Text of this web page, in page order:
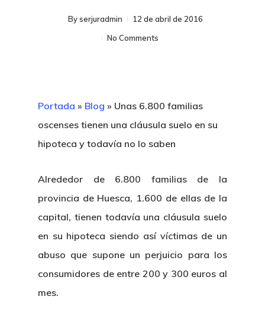
Byserjuradmin
12 de abril de 2016
No Comments
Portada » Blog » Unas 6.800 familias
oscenses tienen una cláusula suelo en su
hipoteca y todavía no lo saben
Alrededor de 6.800 familias de la
provincia de Huesca, 1.600 de ellas de la
capital, tienen todavía una cláusula suelo
en su hipoteca siendo así víctimas de un
abuso que supone un perjuicio para los
consumidores de entre 200 y 300 euros al
mes.